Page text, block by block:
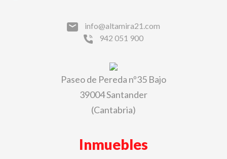
info@altamira21.com
942 051 900
Paseo de Pereda nº35 Bajo
39004 Santander
(Cantabria)
Inmuebles